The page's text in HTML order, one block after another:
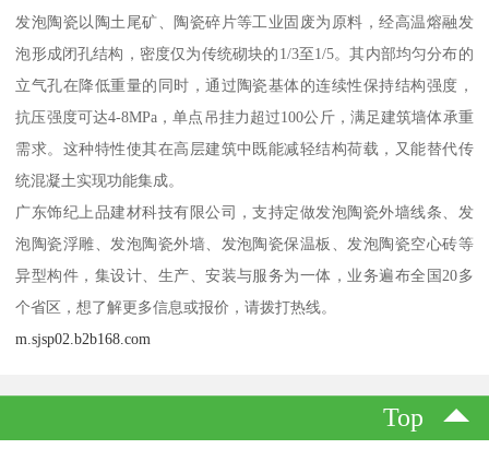
发泡陶瓷以陶土尾矿、陶瓷碎片等工业固废为原料，经高温熔融发
泡形成闭孔结构，密度仅为传统砌块的1/3至1/5。其内部均匀分布的
立气孔在降低重量的同时，通过陶瓷基体的连续性保持结构强度，
抗压强度可达4-8MPa，单点吊挂力超过100公斤，满足建筑墙体承重
需求。这种特性使其在高层建筑中既能减轻结构荷载，又能替代传
统混凝土实现功能集成。
广东饰纪上品建材科技有限公司，支持定做发泡陶瓷外墙线条、发
泡陶瓷浮雕、发泡陶瓷外墙、发泡陶瓷保温板、发泡陶瓷空心砖等
异型构件，集设计、生产、安装与服务为一体，业务遍布全国20多
个省区，想了解更多信息或报价，请拨打热线。
m.sjsp02.b2b168.com
Top